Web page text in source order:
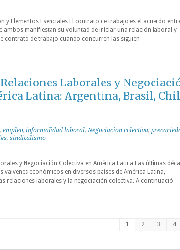
y Elementos Esenciales El contrato de trabajo es el acuerdo
ambos manifiestan su voluntad de iniciar una relación laboral y
contrato de trabajo cuando concurren las siguien
Laborales y
Latina: Argentina, Brasil,
, empleo, informalidad laboral,Negociacion colectiva,
, sindicalismo
y Negociación Colectiva en América Latina Las últimas
vaivenes económicos en diversos países de América Latina,
relaciones laborales y la negociación colectiva. A continuació
1 2 3 4